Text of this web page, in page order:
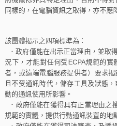
同樣的，在電腦資訊之取得，亦不應
該團體揭示之四項標準為：
．政府僅能在出示正當理由，並取
況下，才能對任何受ECPA規範的
者，或遠端電腦服務提供者）要求
且不受通訊時代，儲存工具及狀態
動的通訊使用所影響。
．政府僅能在獲得具有正當理由之
規範的實體，提供行動通訊裝置的地